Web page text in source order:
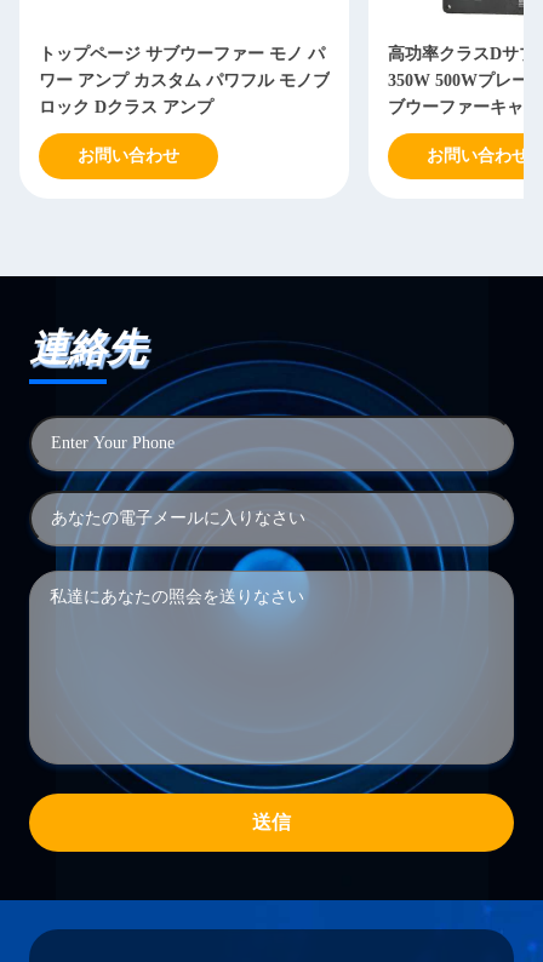
トップページ サブウーファー モノ パ
ワー アンプ カスタム パワフル モノブ
ロック Dクラス アンプ
お問い合わせ
高功率クラスDサブ
350W 500Wプレー
ブウーファーキャ
お問い合わせ
連絡先
送信